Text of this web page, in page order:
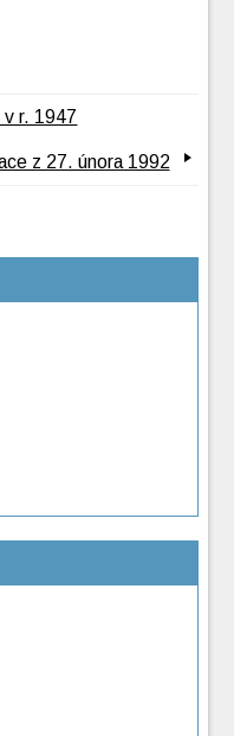
r. 1947
z 27. února 1992